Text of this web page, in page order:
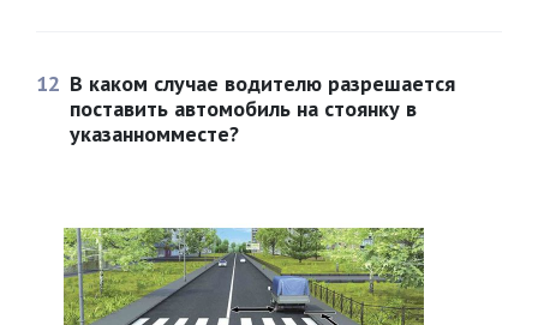
12 В каком случае водителю разрешается
поставить автомобиль на стоянку в
указанномместе?